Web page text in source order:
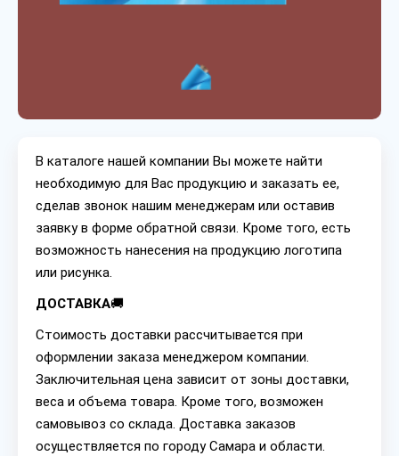
В каталоге нашей компании Вы можете найти
необходимую для Вас продукцию и заказать ее,
сделав звонок нашим менеджерам или оставив
заявку в форме обратной связи. Кроме того, есть
возможность нанесения на продукцию логотипа
или рисунка.
ДОСТАВКА🚚
Стоимость доставки рассчитывается при
оформлении заказа менеджером компании.
Заключительная цена зависит от зоны доставки,
веса и объема товара. Кроме того, возможен
самовывоз со склада. Доставка заказов
осуществляется по городу Самара и области.